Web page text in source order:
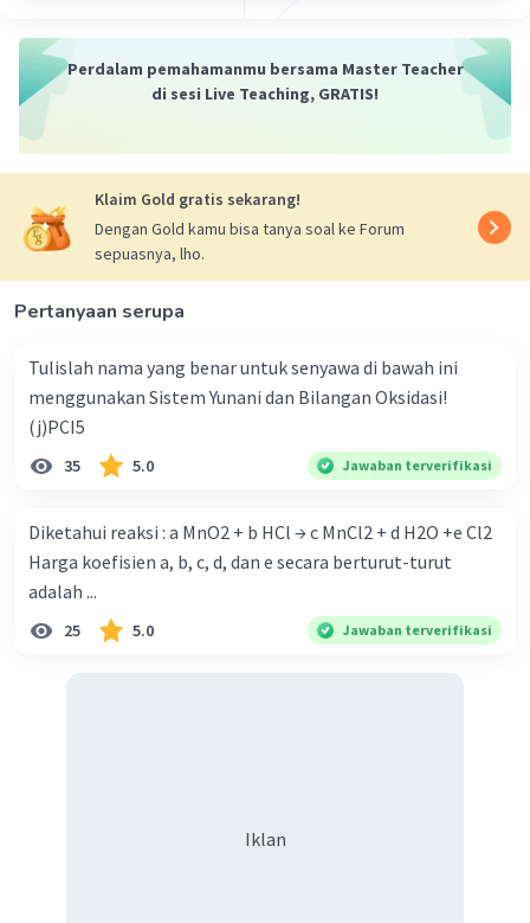
6. Reaksi Presipitasi.
Perdalam pemahamanmu bersama Master Teacher
di sesi Live Teaching, GRATIS!
Klaim Gold gratis sekarang!
Dengan Gold kamu bisa tanya soal ke Forum
sepuasnya, lho.
Pertanyaan serupa
Tulislah nama yang benar untuk senyawa di bawah ini
menggunakan Sistem Yunani dan Bilangan Oksidasi!
(j)PCI5
35 5.0 Jawaban terverifikasi
Diketahui reaksi : a MnO2 + b HCl → c MnCl2 + d H2O +e Cl2
Harga koefisien a, b, c, d, dan e secara berturut-turut
adalah ...
25 5.0 Jawaban terverifikasi
Iklan